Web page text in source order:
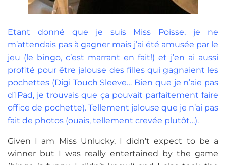
Etant donné que je suis Miss Poisse, je ne
m’attendais pas à gagner mais j’ai été amusée par le
jeu (le bingo, c’est marrant en fait!) et j’en ai aussi
profité pour être jalouse des filles qui gagnaient les
pochettes (Digi Touch Sleeve… Bien que je n’aie pas
d’IPad, je trouvais que ça pouvait parfaitement faire
office de pochette). Tellement jalouse que je n’ai pas
fait de photos (ouais, tellement crevée plutôt…).
Given I am Miss Unlucky, I didn’t expect to be a
winner but I was really entertained by the game